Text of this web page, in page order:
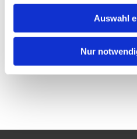
Auswahl
Nur